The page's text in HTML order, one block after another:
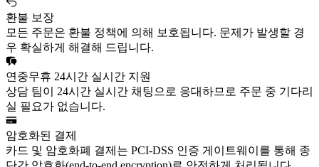
환불 보장
모든 주문은 환불 정책에 의해 보호됩니다. 문제가 발생할 경
우 확실하게 해결해 드립니다.
연중무휴 24시간 실시간 지원
상담 팀이 24시간 실시간 채팅으로 응대하므로 주문 중 기다리
실 필요가 없습니다.
암호화된 결제
카드 및 암호화폐 결제는 PCI-DSS 인증 게이트웨이를 통해 종